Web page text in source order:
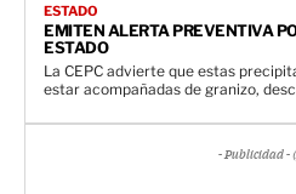
ESTADO
EMITEN ALERTA PREVENTIVA
ESTADO
La CEPC advierte que estas
estar acompañadas de granizo,
- Publicidad -